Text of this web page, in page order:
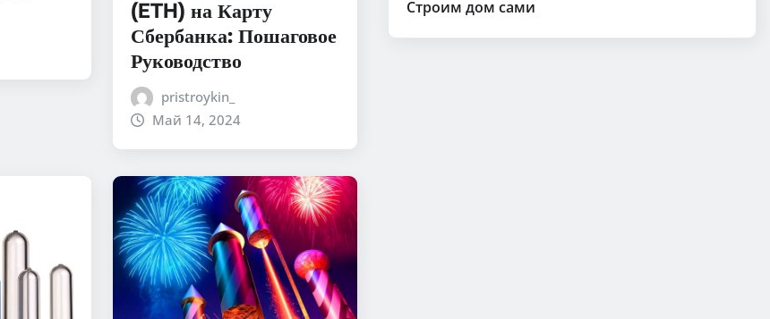
(ETH) на Карту
Сбербанка: Пошаговое
Руководство
pristroykin_
Май 14, 2024
Строим дом сами